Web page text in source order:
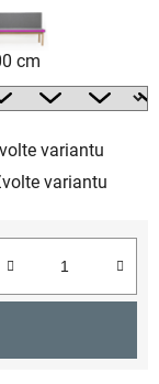
cm
variantu
variantu